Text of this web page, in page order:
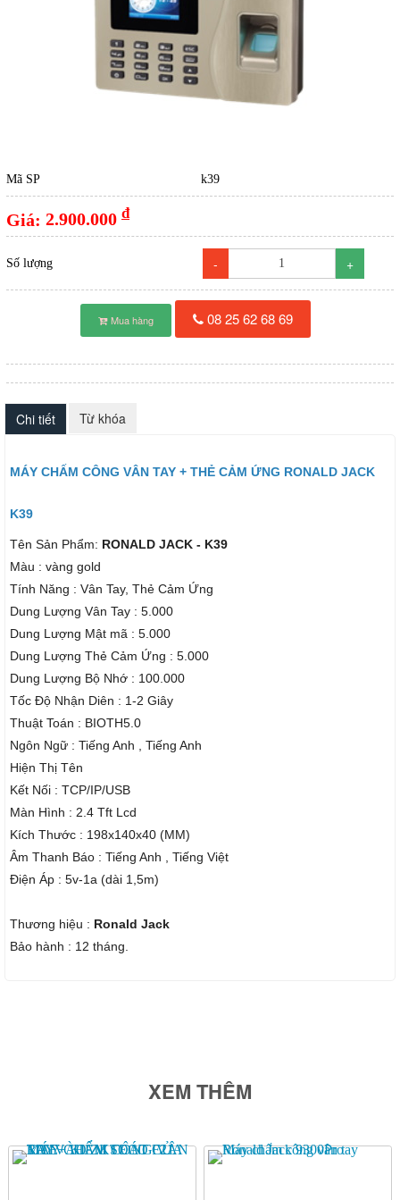
Mã SP k39
Giá: 2.900.000 đ
Số lượng - +
Mua hàng 08 25 62 68 69
Chi tiết Từ khóa
MÁY CHẤM CÔNG VÂN TAY + THẺ CẢM ỨNG RONALD JACK
K39
Tên Sản Phẩm: RONALD JACK - K39
Màu : vàng gold
Tính Năng : Vân Tay, Thẻ Cảm Ứng
Dung Lượng Vân Tay : 5.000
Dung Lượng Mật mã : 5.000
Dung Lượng Thẻ Cảm Ứng : 5.000
Dung Lượng Bộ Nhớ : 100.000
Tốc Độ Nhận Diên : 1-2 Giây
Thuật Toán : BIOTH5.0
Ngôn Ngữ : Tiếng Anh , Tiếng Anh
Hiện Thị Tên
Kết Nối : TCP/IP/USB
Màn Hình : 2.4 Tft Lcd
Kích Thước : 198x140x40 (MM)
Âm Thanh Báo : Tiếng Anh , Tiếng Việt
Điện Áp : 5v-1a (dài 1,5m)
Thương hiệu : Ronald Jack
Bảo hành : 12 tháng.
XEM THÊM